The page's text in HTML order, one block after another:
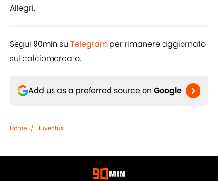
Allegri.
Segui 90min su Telegram per rimanere aggiornato
sul calciomercato.
Add us as a preferred source on Google
Home / Juventus